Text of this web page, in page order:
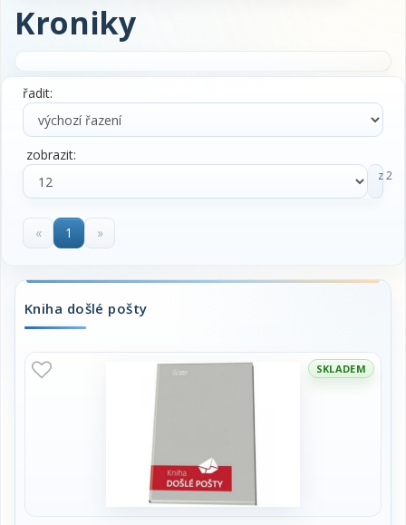
Kroniky
řadit:
zobrazit:
z 2
« 1 »
Kniha došlé pošty
SKLADEM